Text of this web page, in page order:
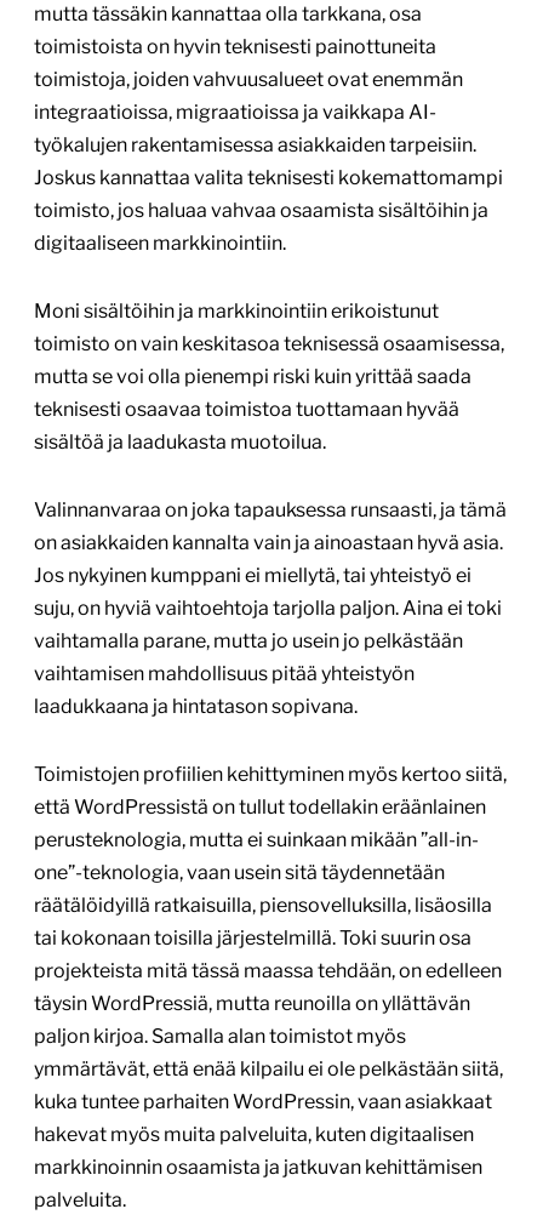
mutta tässäkin kannattaa olla tarkkana, osa
toimistoista on hyvin teknisesti painottuneita
toimistoja, joiden vahvuusalueet ovat enemmän
integraatioissa, migraatioissa ja vaikkapa AI-
työkalujen rakentamisessa asiakkaiden tarpeisiin.
Joskus kannattaa valita teknisesti kokemattomampi
toimisto, jos haluaa vahvaa osaamista sisältöihin ja
digitaaliseen markkinointiin.
Moni sisältöihin ja markkinointiin erikoistunut
toimisto on vain keskitasoa teknisessä osaamisessa,
mutta se voi olla pienempi riski kuin yrittää saada
teknisesti osaavaa toimistoa tuottamaan hyvää
sisältöä ja laadukasta muotoilua.
Valinnanvaraa on joka tapauksessa runsaasti, ja tämä
on asiakkaiden kannalta vain ja ainoastaan hyvä asia.
Jos nykyinen kumppani ei miellytä, tai yhteistyö ei
suju, on hyviä vaihtoehtoja tarjolla paljon. Aina ei toki
vaihtamalla parane, mutta jo usein jo pelkästään
vaihtamisen mahdollisuus pitää yhteistyön
laadukkaana ja hintatason sopivana.
Toimistojen profiilien kehittyminen myös kertoo siitä,
että WordPressistä on tullut todellakin eräänlainen
perusteknologia, mutta ei suinkaan mikään ”all-in-
one”-teknologia, vaan usein sitä täydennetään
räätälöidyillä ratkaisuilla, piensovelluksilla, lisäosilla
tai kokonaan toisilla järjestelmillä. Toki suurin osa
projekteista mitä tässä maassa tehdään, on edelleen
täysin WordPressiä, mutta reunoilla on yllättävän
paljon kirjoa. Samalla alan toimistot myös
ymmärtävät, että enää kilpailu ei ole pelkästään siitä,
kuka tuntee parhaiten WordPressin, vaan asiakkaat
hakevat myös muita palveluita, kuten digitaalisen
markkinoinnin osaamista ja jatkuvan kehittämisen
palveluita.